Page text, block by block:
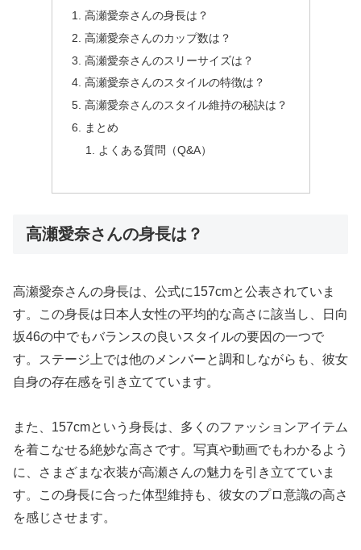
高瀬愛奈さんの身長は？
高瀬愛奈さんのカップ数は？
高瀬愛奈さんのスリーサイズは？
高瀬愛奈さんのスタイルの特徴は？
高瀬愛奈さんのスタイル維持の秘訣は？
まとめ
よくある質問（Q&A）
高瀬愛奈さんの身長は？
高瀬愛奈さんの身長は、公式に157cmと公表されていま
す。この身長は日本人女性の平均的な高さに該当し、日向
坂46の中でもバランスの良いスタイルの要因の一つで
す。ステージ上では他のメンバーと調和しながらも、彼女
自身の存在感を引き立てています。
また、157cmという身長は、多くのファッションアイテム
を着こなせる絶妙な高さです。写真や動画でもわかるよう
に、さまざまな衣装が高瀬さんの魅力を引き立てていま
す。この身長に合った体型維持も、彼女のプロ意識の高さ
を感じさせます。